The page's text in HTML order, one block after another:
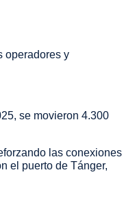
operadores y
se movieron 4.300
las conexiones
el puerto de Tánger,